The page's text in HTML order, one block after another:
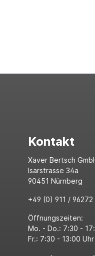
Kontakt
Xaver Bertsch
Isarstrasse 34a
90451 Nürnberg
+49 (0) 911 / 96272
Öffnungszeiten:
Mo. - Do.: 7:30 -
Fr.: 7:30 - 13:00 Uhr